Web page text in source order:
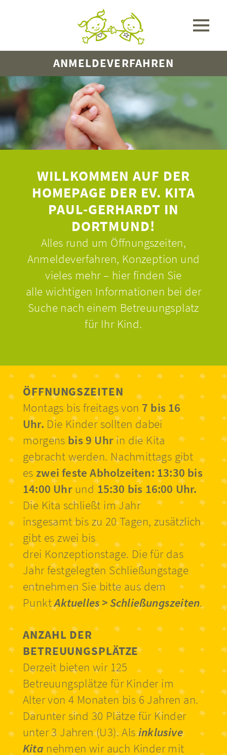
ANMELDEVERFAHREN
WILLKOMMEN AUF DER
HOMEPAGE DER EV. KITA
PAUL-GERHARDT IN
DORTMUND!
Alles rund um Öffnungszeiten,
Anmeldeverfahren, Konzeption und
vieles mehr – hier finden Sie
alle wichtigen Informationen bei der
Suche nach einem Betreuungsplatz
für Ihr Kind.
ÖFFNUNGSZEITEN
Montags bis freitags von 7 bis 16
Uhr. Die Kinder sollten dabei
morgens bis 9 Uhrin die Kita
gebracht werden. Nachmittags gibt
eszwei feste Abholzeiten: 13:30 bis
14:00 Uhr und15:30 bis 16:00 Uhr.
Die Kita schließt im Jahr
insgesamt bis zu 20 Tagen, zusätzlich
gibt es zwei bis
drei Konzeptionstage. Die für das
Jahr festgelegten Schließungstage
entnehmen Sie bitte aus dem
PunktAktuelles > Schließungszeiten.
ANZAHL DER
BETREUUNGSPLÄTZE
Derzeit bieten wir 125
Betreuungsplätze für Kinder im
Alter von 4 Monaten bis 6 Jahren an.
Darunter sind 30 Plätze für Kinder
unter 3 Jahren (U3). Alsinklusive
Kita nehmen wir auch Kinder mit